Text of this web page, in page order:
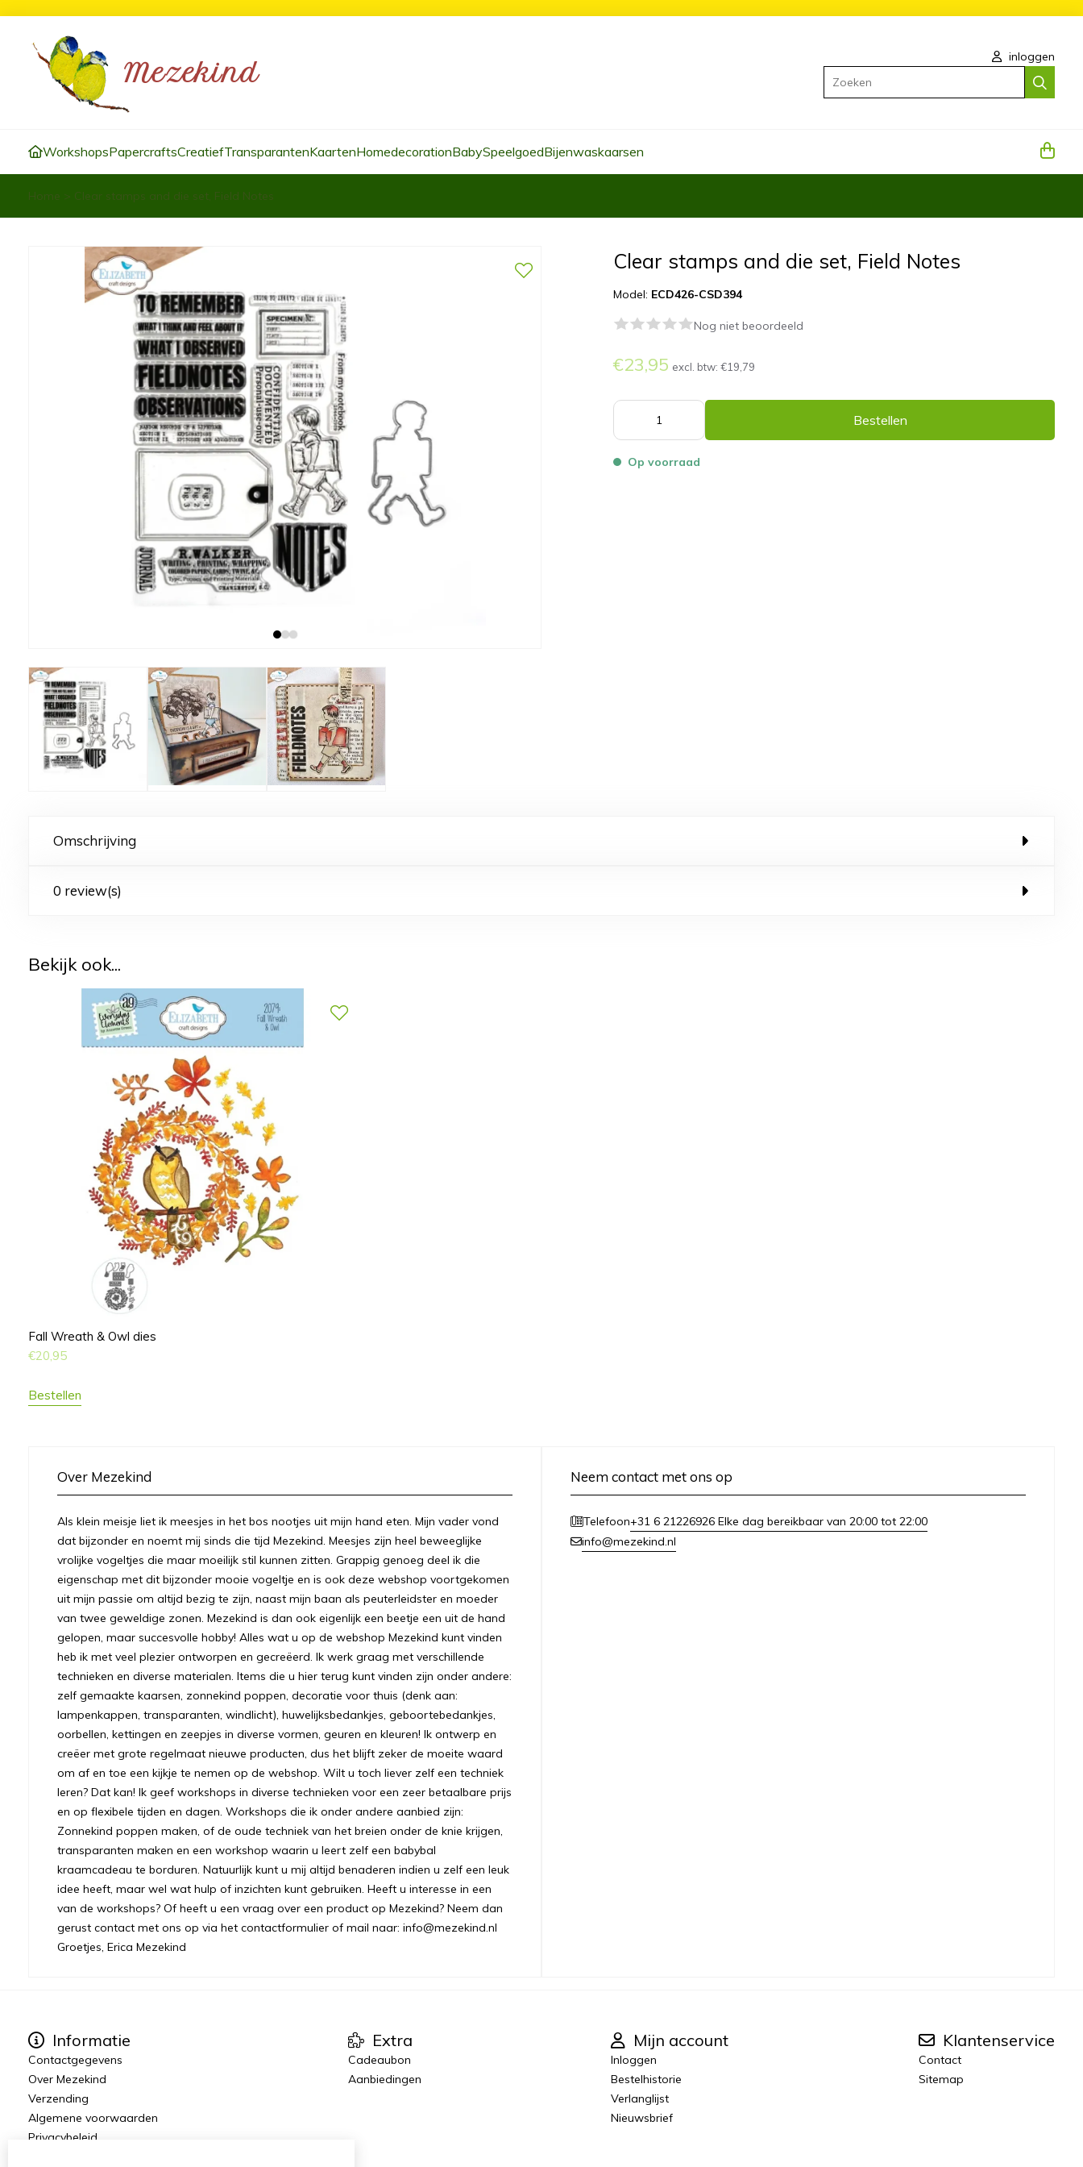
inloggen
Zoeken
WorkshopsPapercraftsCreatiefTransparantenKaartenHomedecorationBabySpeelgoedBijenwaskaarsen
Home Clear stamps and die set, Field Notes
Clear stamps and die set, Field Notes
Model: ECD426-CSD394
Nog niet beoordeeld
€23,95 excl. btw:€19,79
Bestellen
Op voorraad
Omschrijving
0 review(s)
Bekijk ook...
Fall Wreath & Owl dies
€20,95
Bestellen
Over Mezekind
Als klein meisje liet ik meesjes in het bos nootjes uit mijn hand eten. Mijn vader vond
dat bijzonder en noemt mij sinds die tijd Mezekind. Meesjes zijn heel beweeglijke
vrolijke vogeltjes die maar moeilijk stil kunnen zitten. Grappig genoeg deel ik die
eigenschap met dit bijzonder mooie vogeltje en is ook deze webshop voortgekomen
uit mijn passie om altijd bezig te zijn, naast mijn baan als peuterleidster en moeder
van twee geweldige zonen. Mezekind is dan ook eigenlijk een beetje een uit de hand
gelopen, maar succesvolle hobby! Alles wat u op de webshop Mezekind kunt vinden
heb ik met veel plezier ontworpen en gecreëerd. Ik werk graag met verschillende
technieken en diverse materialen. Items die u hier terug kunt vinden zijn onder andere:
zelf gemaakte kaarsen, zonnekind poppen, decoratie voor thuis (denk aan:
lampenkappen, transparanten, windlicht), huwelijksbedankjes, geboortebedankjes,
oorbellen, kettingen en zeepjes in diverse vormen, geuren en kleuren! Ik ontwerp en
creëer met grote regelmaat nieuwe producten, dus het blijft zeker de moeite waard
om af en toe een kijkje te nemen op de webshop. Wilt u toch liever zelf een techniek
leren? Dat kan! Ik geef workshops in diverse technieken voor een zeer betaalbare prijs
en op flexibele tijden en dagen. Workshops die ik onder andere aanbied zijn:
Zonnekind poppen maken, of de oude techniek van het breien onder de knie krijgen,
transparanten maken en een workshop waarin u leert zelf een babybal
kraamcadeau te borduren. Natuurlijk kunt u mij altijd benaderen indien u zelf een leuk
idee heeft, maar wel wat hulp of inzichten kunt gebruiken. Heeft u interesse in een
van de workshops? Of heeft u een vraag over een product op Mezekind? Neem dan
gerust contact met ons op via het contactformulier of mail naar: info@mezekind.nl
Groetjes, Erica Mezekind
Neem contact met ons op
Telefoon+31 6 21226926 Elke dag bereikbaar van 20:00 tot 22:00
info@mezekind.nl
Informatie
Contactgegevens
Over Mezekind
Verzending
Algemene voorwaarden
Privacybeleid
Extra
Cadeaubon
Aanbiedingen
Mijn account
Inloggen
Bestelhistorie
Verlanglijst
Nieuwsbrief
Klantenservice
Contact
Sitemap